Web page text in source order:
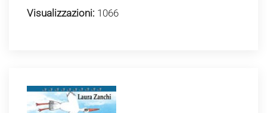
Visualizzazioni: 1066